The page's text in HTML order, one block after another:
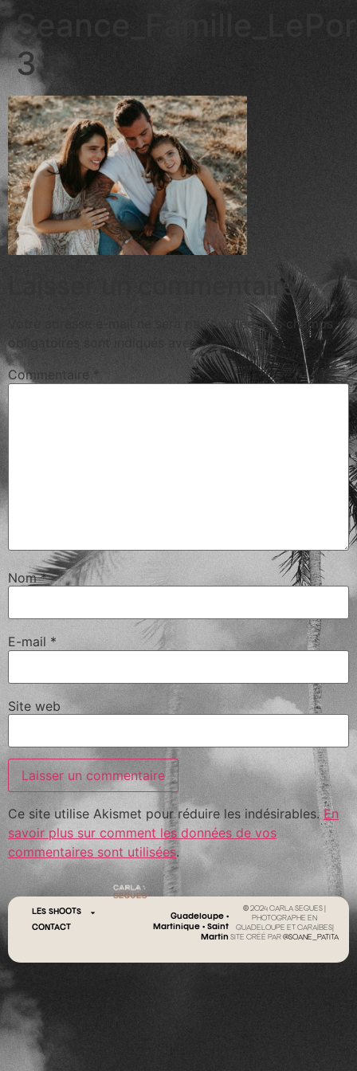
3
Laisser un commentaire
Votre adresse e-mail ne sera pas publiée. Les champs
obligatoires sont indiqués avec*
Commentaire *
Nom*
E-mail *
Site web
Ce site utilise Akismet pour réduire les indésirables.En
savoir plus sur comment les données de vos
commentaires sont utilisées.
LES SHOOTS
CONTACT
Guadeloupe •
Martinique • Saint
Martin
© 2024 CARLA SEGUES |
PHOTOGRAPHE EN
GUADELOUPE ET CARAÏBES|
SITE CRÉÉ PAR@SOANE_PATITA